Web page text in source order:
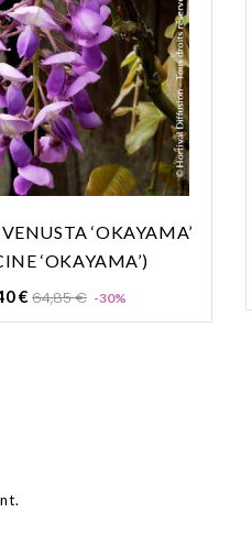
‘OKAYAMA’
‘OKAYAMA’)
€ Prix
de
64,85 € -30%